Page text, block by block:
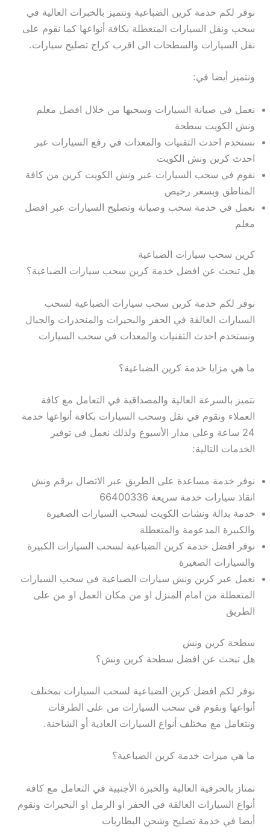
نوفر لكم خدمة كرين الضباعية ونتميز بالخبرات العالية في
سحب ونقل السيارات المتعطلة بكافة أنواعها كما نقوم على
نقل السيارات والسطحات الى اقرب كراج تصليح سيارات.
ونتميز أيضا في:
نعمل في صيانة السيارات وسحبها من خلال افضل معلم
ونش الكويت سطحة
نستخدم احدث التقنيات والمعدات في رفع السيارات عبر
احدث كرين ونش الكويت
نقوم في سحب السيارات عبر ونش الكويت كرين من كافة
المناطق وبسعر رخيص
نعمل في خدمة سحب وصيانة وتصليح السيارات عبر افضل
معلم
كرين سحب سيارات الضباعية
هل تبحث عن افضل خدمة كرين سحب سيارات الضباعية؟
نوفر لكم خدمة كرين سحب سيارات الضباعية لسحب
السيارات العالقة في الحفر والبحيرات والمنحدرات والجبال
ونستخدم احدث التقنيات والمعدات في سحب السيارات
ما هي مزايا خدمة كرين الضباعية؟
نتميز بالسرعة العالية والمصداقية في التعامل مع كافة
العملاء ونقوم في نقل وسحب السيارات بكافة أنواعها خدمة
24 ساعة وعلى مدار الأسبوع ولذلك نعمل في توفير
الخدمات التالية:
نوفر خدمة مساعدة على الطريق عبر الاتصال برقم ونش
انقاذ سيارات خدمة سريعة 66400336
خدمة بدالة ونشات الكويت لسحب السيارات الصغيرة
والكبيرة المدعومة والمتعطلة
نوفر افضل خدمة كرين الضباعية لسحب السيارات الكبيرة
والسيارات الصغيرة
نعمل عبر كرين ونش سيارات الضباعية في سحب السيارات
المتعطلة من امام المنزل او من مكان العمل او من على
الطريق
سطحة كرين ونش
هل تبحث عن افضل سطحة كرين ونش؟
نوفر لكم افضل كرين الضباعية لسحب السيارات بمختلف
أنواعها ونقوم في سحب السيارات من على الطرقات
ونتعامل مع مختلف أنواع السيارات العادية أو الشاحنة.
ما هي ميزات خدمة كرين الضباعية؟
نمتاز بالحرفية العالية والخبرة الأجنبية في التعامل مع كافة
أنواع السيارات العالقة في الحفر او الرمل او البحيرات ونقوم
أيضا في خدمة تصليح وشحن البطاريات